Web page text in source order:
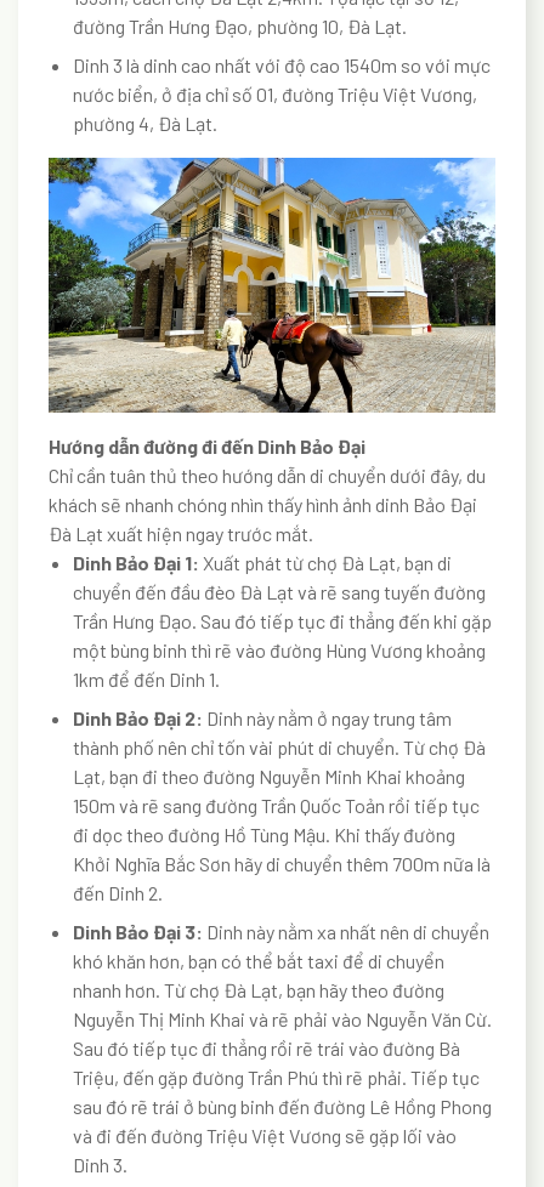
đường Trần Hưng Đạo, phường 10, Đà Lạt.
Dinh 3 là dinh cao nhất với độ cao 1540m so với mực
nước biển, ở địa chỉ số 01, đường Triệu Việt Vương,
phường 4, Đà Lạt.
Hướng dẫn đường đi đến Dinh Bảo Đại
Chỉ cần tuân thủ theo hướng dẫn di chuyển dưới đây, du
khách sẽ nhanh chóng nhìn thấy hình ảnh dinh Bảo Đại
Đà Lạt xuất hiện ngay trước mắt.
Dinh Bảo Đại 1: Xuất phát từ chợ Đà Lạt, bạn di
chuyển đến đầu đèo Đà Lạt và rẽ sang tuyến đường
Trần Hưng Đạo. Sau đó tiếp tục đi thẳng đến khi gặp
một bùng binh thì rẽ vào đường Hùng Vương khoảng
1km để đến Dinh 1.
Dinh Bảo Đại 2: Dinh này nằm ở ngay trung tâm
thành phố nên chỉ tốn vài phút di chuyển. Từ chợ Đà
Lạt, bạn đi theo đường Nguyễn Minh Khai khoảng
150m và rẽ sang đường Trần Quốc Toản rồi tiếp tục
đi dọc theo đường Hồ Tùng Mậu. Khi thấy đường
Khởi Nghĩa Bắc Sơn hãy di chuyển thêm 700m nữa là
đến Dinh 2.
Dinh Bảo Đại 3: Dinh này nằm xa nhất nên di chuyển
khó khăn hơn, bạn có thể bắt taxi để di chuyển
nhanh hơn. Từ chợ Đà Lạt, bạn hãy theo đường
Nguyễn Thị Minh Khai và rẽ phải vào Nguyễn Văn Cừ.
Sau đó tiếp tục đi thẳng rồi rẽ trái vào đường Bà
Triệu, đến gặp đường Trần Phú thì rẽ phải. Tiếp tục
sau đó rẽ trái ở bùng binh đến đường Lê Hồng Phong
và đi đến đường Triệu Việt Vương sẽ gặp lối vào
Dinh 3.